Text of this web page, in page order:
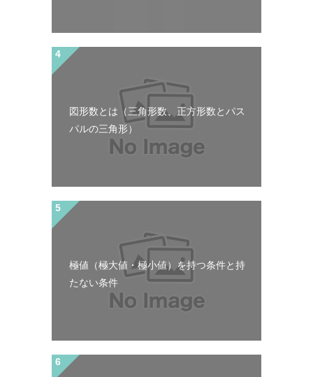
図形数とは（三角形数、正方形数とパス
パルの三角形）
極値（極大値・極小値）を持つ条件と持
たない条件